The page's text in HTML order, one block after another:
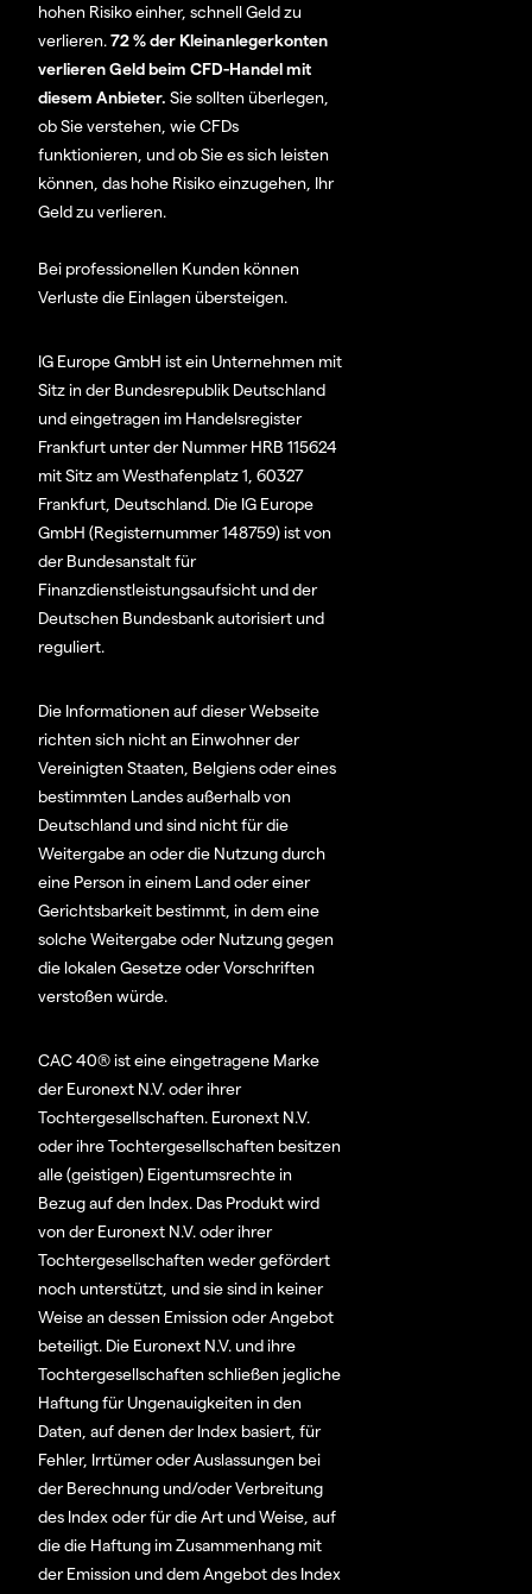
hohen Risiko einher, schnell Geld zu
verlieren.72 % der Kleinanlegerkonten
verlieren Geld beim CFD-Handel mit
diesem Anbieter. Sie sollten überlegen,
ob Sie verstehen, wie CFDs
funktionieren, und ob Sie es sich leisten
können, das hohe Risiko einzugehen, Ihr
Geld zu verlieren.
Bei professionellen Kunden können
Verluste die Einlagen übersteigen.
IG Europe GmbH ist ein Unternehmen mit
Sitz in der Bundesrepublik Deutschland
und eingetragen im Handelsregister
Frankfurt unter der Nummer HRB 115624
mit Sitz am Westhafenplatz 1, 60327
Frankfurt, Deutschland. Die IG Europe
GmbH (Registernummer 148759) ist von
der Bundesanstalt für
Finanzdienstleistungsaufsicht und der
Deutschen Bundesbank autorisiert und
reguliert.
Die Informationen auf dieser Webseite
richten sich nicht an Einwohner der
Vereinigten Staaten, Belgiens oder eines
bestimmten Landes außerhalb von
Deutschland und sind nicht für die
Weitergabe an oder die Nutzung durch
eine Person in einem Land oder einer
Gerichtsbarkeit bestimmt, in dem eine
solche Weitergabe oder Nutzung gegen
die lokalen Gesetze oder Vorschriften
verstoßen würde.
CAC 40® ist eine eingetragene Marke
der Euronext N.V. oder ihrer
Tochtergesellschaften. Euronext N.V.
oder ihre Tochtergesellschaften besitzen
alle (geistigen) Eigentumsrechte in
Bezug auf den Index. Das Produkt wird
von der Euronext N.V. oder ihrer
Tochtergesellschaften weder gefördert
noch unterstützt, und sie sind in keiner
Weise an dessen Emission oder Angebot
beteiligt. Die Euronext N.V. und ihre
Tochtergesellschaften schließen jegliche
Haftung für Ungenauigkeiten in den
Daten, auf denen der Index basiert, für
Fehler, Irrtümer oder Auslassungen bei
der Berechnung und/oder Verbreitung
des Index oder für die Art und Weise, auf
die die Haftung im Zusammenhang mit
der Emission und dem Angebot des Index